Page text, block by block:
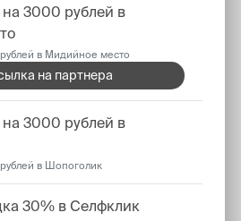
3000 рублей в
в Мидийное место
на партнера
3000 рублей в
в Шопоголик
30% в Селфклик